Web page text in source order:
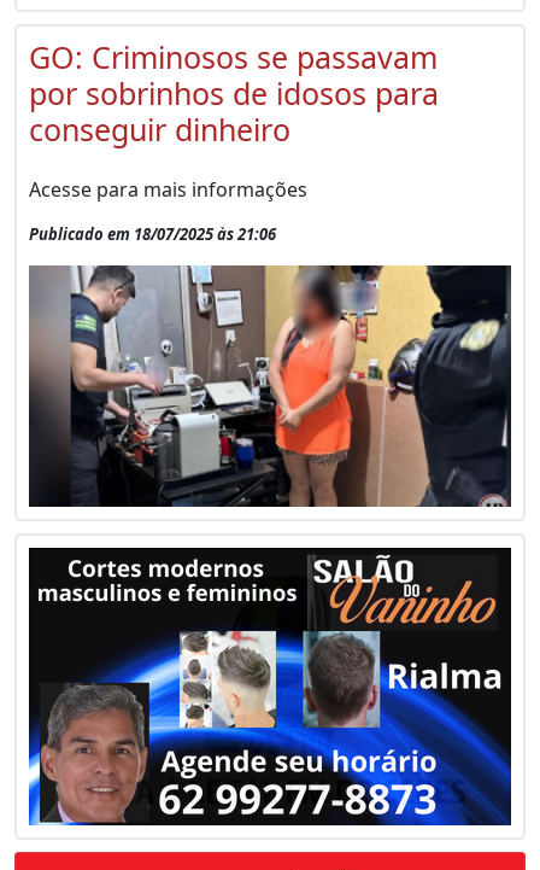
GO: Criminosos se passavam
por sobrinhos de idosos para
conseguir dinheiro
Acesse para mais informações
Publicado em 18/07/2025 às 21:06